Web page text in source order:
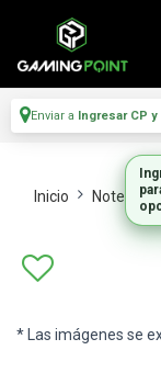
Enviar a Ingresar CP
Inicio
* Las imágenes se